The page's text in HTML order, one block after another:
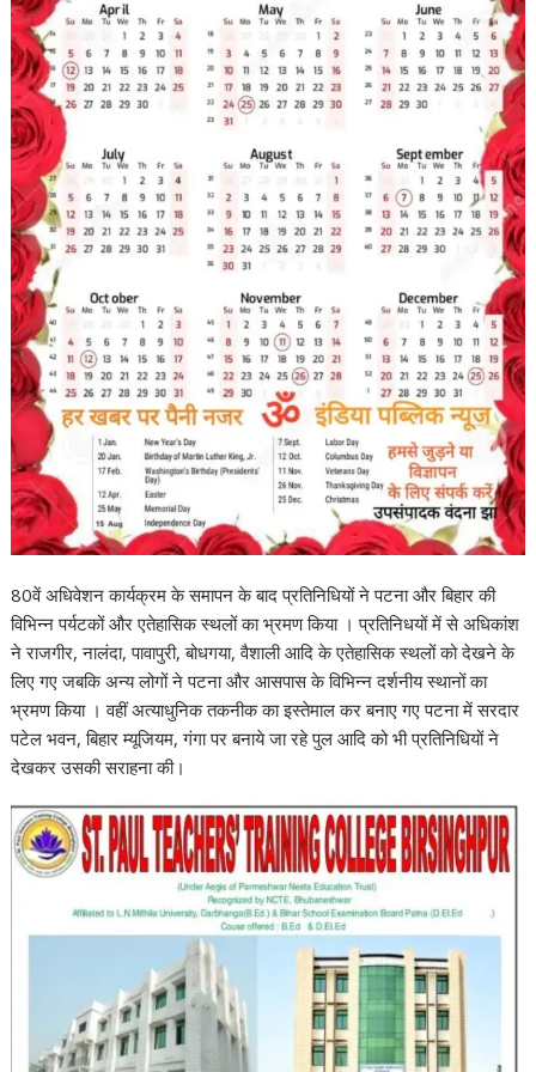
80वें अधिवेशन कार्यक्रम के समापन के बाद प्रतिनिधियों ने पटना और बिहार की
विभिन्न पर्यटकों और एतेहासिक स्थलों का भ्रमण किया । प्रतिनिधयों में से अधिकांश
ने राजगीर, नालंदा, पावापुरी, बोधगया, वैशाली आदि के एतेहासिक स्थलों को देखने के
लिए गए जबकि अन्य लोगों ने पटना और आसपास के विभिन्न दर्शनीय स्थानों का
भ्रमण किया । वहीं अत्याधुनिक तकनीक का इस्तेमाल कर बनाए गए पटना में सरदार
पटेल भवन, बिहार म्यूजियम, गंगा पर बनाये जा रहे पुल आदि को भी प्रतिनिधियों ने
देखकर उसकी सराहना की।